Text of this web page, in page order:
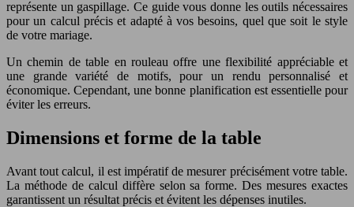
représente un gaspillage. Ce guide vous donne les outils nécessaires
pour un calcul précis et adapté à vos besoins, quel que soit le style
de votre mariage.
Un chemin de table en rouleau offre une flexibilité appréciable et
une grande variété de motifs, pour un rendu personnalisé et
économique. Cependant, une bonne planification est essentielle pour
éviter les erreurs.
Dimensions et forme de la table
Avant tout calcul, il est impératif de mesurer précisément votre table.
La méthode de calcul diffère selon sa forme. Des mesures exactes
garantissent un résultat précis et évitent les dépenses inutiles.